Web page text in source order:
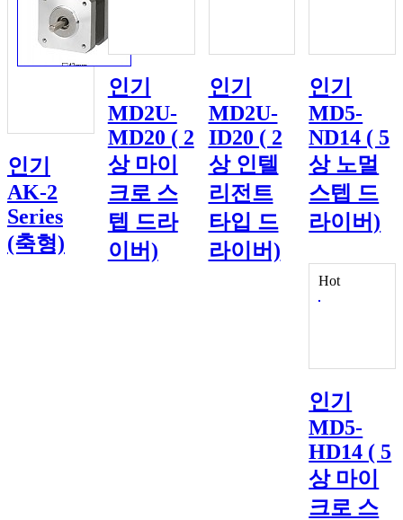
인기
AK-2
Series
(축형)
인기
MD2U-
MD20 ( 2
상 마이
크로 스
텝 드라
이버)
인기
MD2U-
ID20 ( 2
상 인텔
리전트
타입 드
라이버)
인기
MD5-
ND14 ( 5
상 노멀
스텝 드
라이버)
Hot
인기
MD5-
HD14 ( 5
상 마이
크로 스